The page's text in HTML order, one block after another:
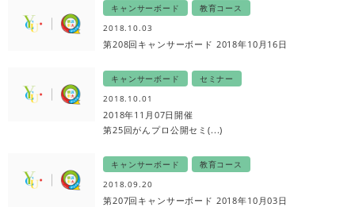
キャンサーボード
教育コース
2018.10.03
第208回キャンサーボード 2018年10月16日
キャンサーボード
セミナー
2018.10.01
2018年11月07日開催
第25回がんプロ公開セミ(...)
キャンサーボード
教育コース
2018.09.20
第207回キャンサーボード 2018年10月03日